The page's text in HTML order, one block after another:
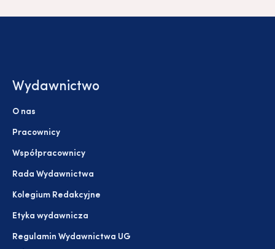
Wydawnictwo
O nas
Pracownicy
Współpracownicy
Rada Wydawnictwa
Kolegium Redakcyjne
Etyka wydawnicza
Regulamin Wydawnictwa UG